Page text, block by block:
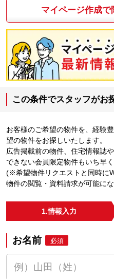
マイページ作成
この条件でスタッフがお
お客様のご希望の物件を、経験
望の物件をお探しいたします。
広告掲載前の物件、住宅情報誌
できない会員限定物件もいち早く
(※希望物件リクエストと同時に
物件の閲覧・資料請求が可能に
1.情報入力
お名前 必須